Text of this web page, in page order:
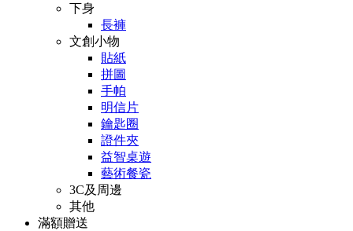
下身
長褲
文創小物
貼紙
拼圖
手帕
明信片
鑰匙圈
證件夾
益智桌遊
藝術餐瓷
3C及周邊
其他
滿額贈送